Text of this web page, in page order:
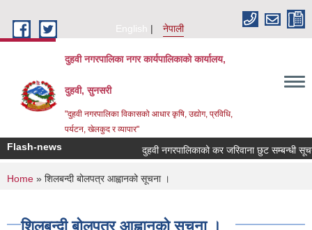
English
नेपाली
दुहवी नगरपालिका नगर कार्यपालिकाको कार्यालय,
दुहवी, सुनसरी
"दुहवी नगरपालिका विकासको आधार कृषि, उद्योग, प्रविधि,
पर्यटन, खेलकुद र व्यापार"
Flash-news दुहवी नगरपालिकाको कर जरिवाना छुट सम्बन्धी
You are here
Home » शिलबन्दी बोलपत्र आह्वानको सूचना ।
शिलबन्दी बोलपत्र आह्वानको सूचना ।